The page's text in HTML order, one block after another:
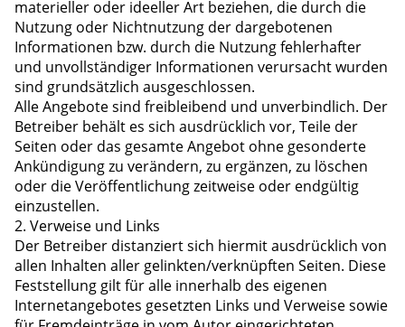
materieller oder ideeller Art beziehen, die durch die
Nutzung oder Nichtnutzung der dargebotenen
Informationen bzw. durch die Nutzung fehlerhafter
und unvollständiger Informationen verursacht wurden
sind grundsätzlich ausgeschlossen.
Alle Angebote sind freibleibend und unverbindlich. Der
Betreiber behält es sich ausdrücklich vor, Teile der
Seiten oder das gesamte Angebot ohne gesonderte
Ankündigung zu verändern, zu ergänzen, zu löschen
oder die Veröffentlichung zeitweise oder endgültig
einzustellen.
2. Verweise und Links
Der Betreiber distanziert sich hiermit ausdrücklich von
allen Inhalten aller gelinkten/verknüpften Seiten. Diese
Feststellung gilt für alle innerhalb des eigenen
Internetangebotes gesetzten Links und Verweise sowie